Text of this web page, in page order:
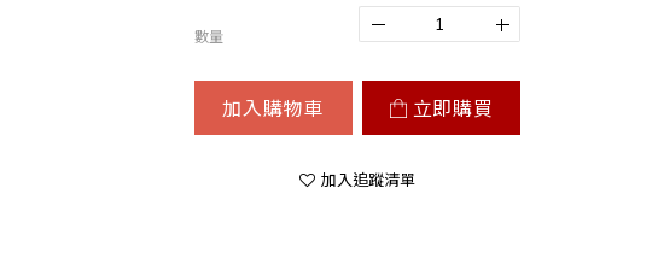
數量
加入購物車 立即購買
加入追蹤清單